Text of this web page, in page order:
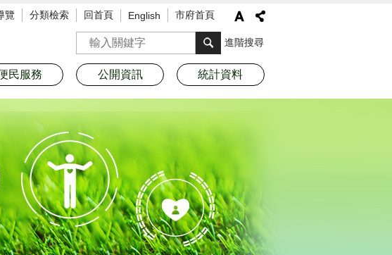
覽 分類檢索 回首頁 English 市府首頁
搜尋 進階搜尋
民服務 公開資訊 統計資料